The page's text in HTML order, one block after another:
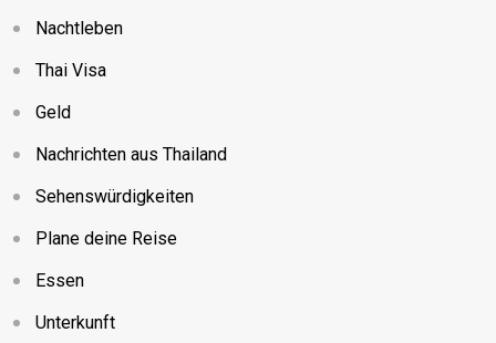
Nachtleben
Thai Visa
Geld
Nachrichten aus Thailand
Sehenswürdigkeiten
Plane deine Reise
Essen
Unterkunft